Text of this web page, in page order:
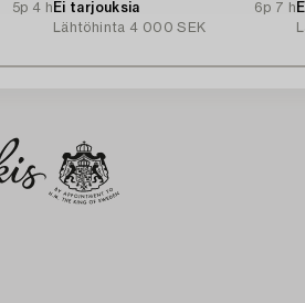
5p 4 h Ei tarjouksia
6p 7 h
Lähtöhinta 4 000 SEK